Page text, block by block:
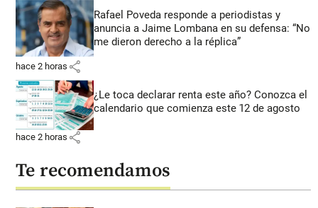
Rafael Poveda responde a periodistas y
anuncia a Jaime Lombana en su defensa: “No
me dieron derecho a la réplica”
hace 2 horas share
¿Le toca declarar renta este año? Conozca el
calendario que comienza este 12 de agosto
hace 2 horas share
Te recomendamos